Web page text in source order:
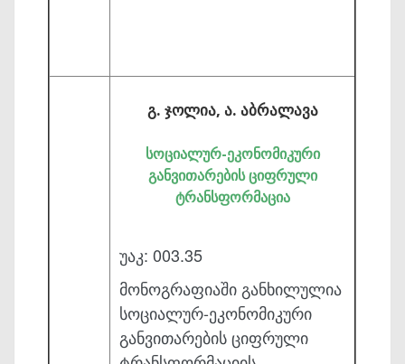
გ. ჯოლია, ა. აბრალავა
სოციალურ-ეკონომიკური
განვითარების ციფრული
ტრანსფორმაცია
უაკ: 003.35
მონოგრაფიაში განხილულია
სოციალურ-ეკონომიკური
განვითარების ციფრული